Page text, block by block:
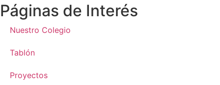
Páginas de Interés
Nuestro Colegio
Tablón
Proyectos